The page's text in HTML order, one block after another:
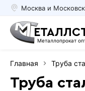
Москва и
Металлопрокат
Главная Труба
Труба